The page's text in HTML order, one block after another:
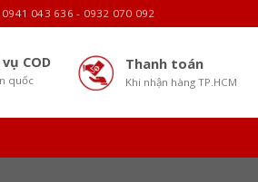
0941 043 636 - 0932 070 092
COD
quốc
Thanh toán
Khi nhận hàng TP.HCM